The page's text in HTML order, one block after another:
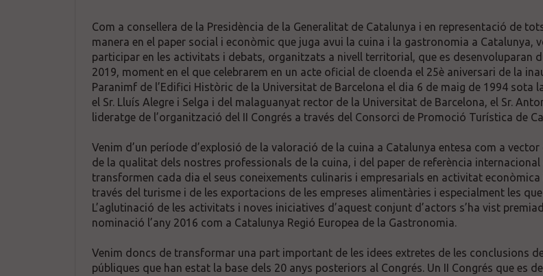
Com a consellera de la Presidència de la Generalitat de Catalunya i en representació de
manera en el paper social i econòmic que juga avui la cuina i la gastronomia a
participar en les activitats i debats, organitzats a nivell territorial, que es desenvoluparan
2019, moment en el que celebrarem en un acte oficial de cloenda el 25è aniversari de la
Paranimf de l’Edifici Històric de la Universitat de Barcelona el dia 6 de maig de 1994 sota
el Sr. Lluís Alegre i Selga i del malaguanyat rector de la Universitat de Barcelona, el Sr.
lideratge de l’organització del II Congrés a través del Consorci de Promoció Turística de
Venim d’un període d’explosió de la valoració de la cuina a Catalunya entesa com a
de la qualitat dels nostres professionals de la cuina, i del paper de referència
transformen cada dia el seus coneixements culinaris i empresarials en activitat
través del turisme i de les exportacions de les empreses alimentàries i especialment les
L’aglutinació de les activitats i noves iniciatives d’aquest conjunt d’actors s’ha vist
nominació l’any 2016 com a Catalunya Regió Europea de la Gastronomia.
Venim doncs de transformar una part important de les idees extretes de les conclusions
públiques que han estat la base dels 20 anys posteriors al Congrés. Un II Congrés que es